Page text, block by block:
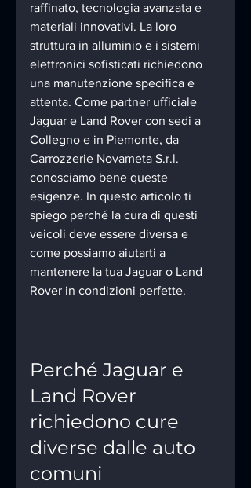
raffinato, tecnologia avanzata e
materiali innovativi. La loro
struttura in alluminio e i sistemi
elettronici sofisticati richiedono
una manutenzione specifica e
attenta. Come partner ufficiale
Jaguar e Land Rover con sedi a
Collegno e in Piemonte, da
Carrozzerie Novameta S.r.l.
conosciamo bene queste
esigenze. In questo articolo ti
spiego perché la cura di questi
veicoli deve essere diversa e
come possiamo aiutarti a
mantenere la tua Jaguar o Land
Rover in condizioni perfette.
Perché Jaguar e
Land Rover
richiedono cure
diverse dalle auto
comuni